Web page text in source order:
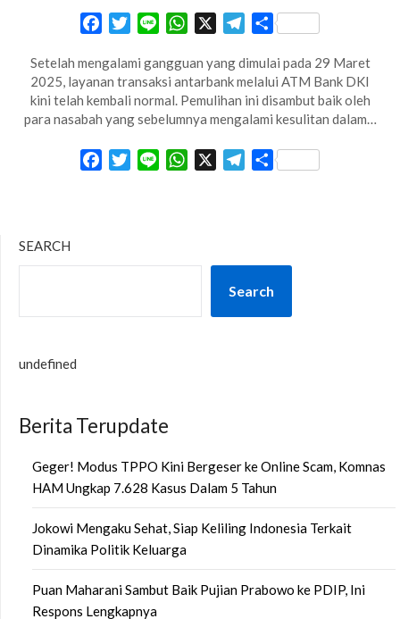
FacebookTwitterLine WhatsApp Telegram
Share
Setelah mengalami gangguan yang dimulai pada 29 Maret
2025, layanan transaksi antarbank melalui ATM Bank DKI
kini telah kembali normal. Pemulihan ini disambut baik oleh
para nasabah yang sebelumnya mengalami kesulitan dalam…
FacebookTwitterLine WhatsApp Telegram
Share
SEARCH
Search
undefined
Berita Terupdate
Geger! Modus TPPO Kini Bergeser ke Online Scam, Komnas
HAM Ungkap 7.628 Kasus Dalam 5 Tahun
Jokowi Mengaku Sehat, Siap Keliling Indonesia Terkait
Dinamika Politik Keluarga
Puan Maharani Sambut Baik Pujian Prabowo ke PDIP, Ini
Respons Lengkapnya